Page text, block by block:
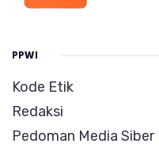
PPWI
Kode Etik
Redaksi
Pedoman Media Siber